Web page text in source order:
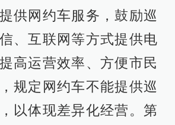
供网约车服务，鼓励巡
、互联网等方式提供电
高运营效率、方便市民
规定网约车不能提供巡
以体现差异化经营。第